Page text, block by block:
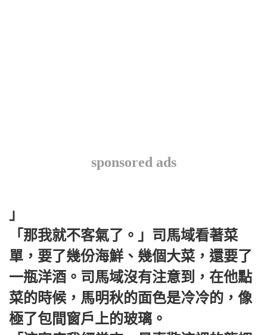
sponsored ads
」
「那我就不客氣了。」司馬域看著菜
單，要了幾份海鮮、幾個大菜，還要了
一瓶洋酒。司馬域沒有注意到，在他點
菜的時候，馬明秋的面色是冷冷的，像
極了包間窗戶上的玻璃。